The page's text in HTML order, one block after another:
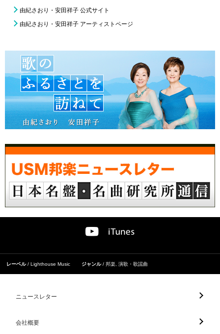
由紀さおり・安田祥子 公式サイト
由紀さおり・安田祥子 アーティストページ
レーベル Lighthouse Music ジャンル 邦楽 演歌・歌謡曲
ニュースレター
会社概要